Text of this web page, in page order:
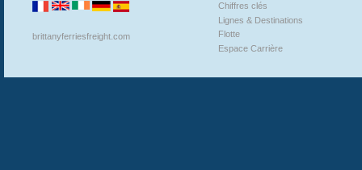
brittanyferriesfreight.com
Chiffres clés
Lignes & Destinations
Flotte
Espace Carrière